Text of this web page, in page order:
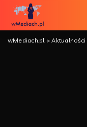
wMediach.pl>Aktualności